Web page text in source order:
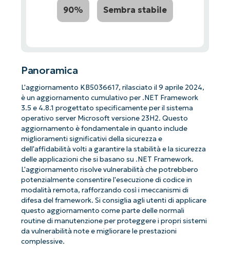
90% Sembra stabile
Panoramica
L'aggiornamento KB5036617, rilasciato il 9 aprile 2024,
è un aggiornamento cumulativo per .NET Framework
3.5 e 4.8.1 progettato specificamente per il sistema
operativo server Microsoft versione 23H2. Questo
aggiornamento è fondamentale in quanto include
miglioramenti significativi della sicurezza e
dell'affidabilità volti a garantire la stabilità e la sicurezza
delle applicazioni che si basano su .NET Framework.
L'aggiornamento risolve vulnerabilità che potrebbero
potenzialmente consentire l'esecuzione di codice in
modalità remota, rafforzando così i meccanismi di
difesa del framework. Si consiglia agli utenti di applicare
questo aggiornamento come parte delle normali
routine di manutenzione per proteggere i propri sistemi
da vulnerabilità note e migliorare le prestazioni
complessive.